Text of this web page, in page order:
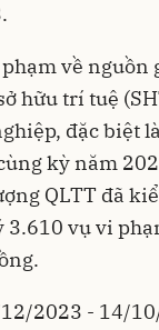
về nguồn
hữu trí tuệ
đặc biệt
kỳ năm
QLTT đã
3.610 vụ vi
2023 - 14/